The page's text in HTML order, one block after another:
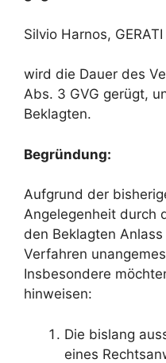
Silvio Harnos, GERATI
wird die Dauer des
Abs. 3 GVG gerügt,
Beklagten.
Begründung:
Aufgrund der
Angelegenheit durch
den Beklagten
Verfahren
Insbesondere
hinweisen:
Die bislang
eines